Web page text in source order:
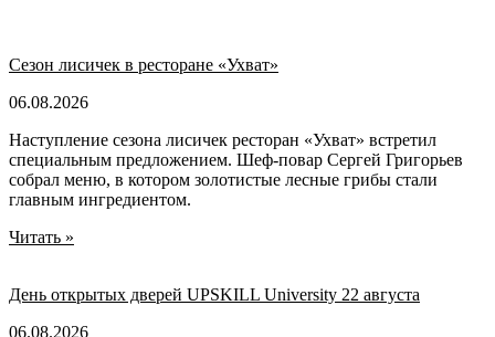
Сезон лисичек в ресторане «Ухват»
06.08.2026
Наступление сезона лисичек ресторан «Ухват» встретил
специальным предложением. Шеф-повар Сергей Григорьев
собрал меню, в котором золотистые лесные грибы стали
главным ингредиентом.
Читать »
День открытых дверей UPSKILL University 22 августа
06.08.2026